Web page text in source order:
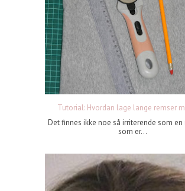
Tutorial: Hvordan lage lange remser
Det finnes ikke noe så irriterende som en
som er...